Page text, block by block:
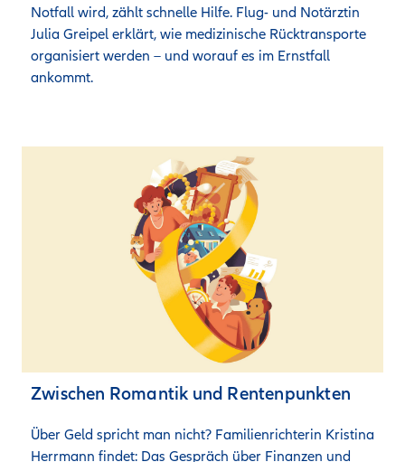
Notfall wird, zählt schnelle Hilfe. Flug- und Notärztin
Julia Greipel erklärt, wie medizinische Rücktransporte
organisiert werden – und worauf es im Ernstfall
ankommt.
Zwischen Romantik und Rentenpunkten
Über Geld spricht man nicht? Familienrichterin Kristina
Herrmann findet: Das Gespräch über Finanzen und